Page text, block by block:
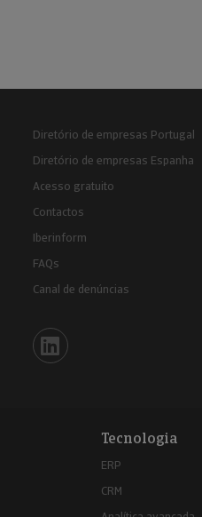
Diretório de empresas Portugal
Diretório de empresas Espanha
Acesso gratuito
Contactos
Iberinform
FAQs
Canal de denúncias
Iberinform en Linkedin
Tecnologia
ERP
CRM